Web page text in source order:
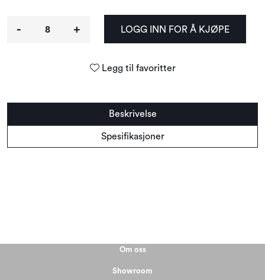
- + LOGG INN FOR Å KJØPE
Legg til favoritter
Beskrivelse
Spesifikasjoner
Om oss
Showroom